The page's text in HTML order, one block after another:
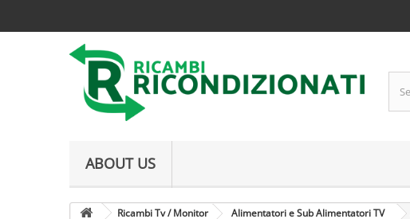
ABOUT US
Ricambi Tv / Monitor Alimentatori e Sub Alimentatori TV